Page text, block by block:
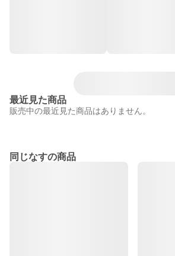
最近見た商品
販売中の最近見た商品はありません。
同じなすの商品